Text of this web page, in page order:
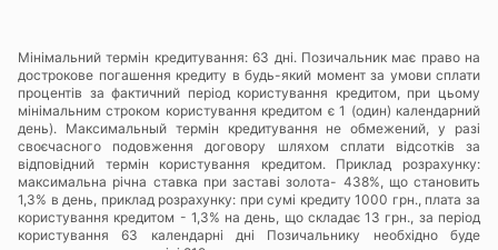
Мінімальний термін кредитування: 63 дні. Позичальник має право на
дострокове погашення кредиту в будь-який момент за умови сплати
процентів за фактичний період користування кредитом, при цьому
мінімальним строком користування кредитом є 1 (один) календарний
день). Максимальный термін кредитування не обмежений, у разі
своєчасного подовження договору шляхом сплати відсотків за
відповідний термін користування кредитом. Приклад розрахунку:
максимальна річна ставка при заставі золота- 438%, що становить
1,3% в день, приклад розрахунку: при сумі кредиту 1000 грн., плата за
користування кредитом - 1,3% на день, що складає 13 грн., за період
користування 63 календарні дні Позичальнику необхідно буде